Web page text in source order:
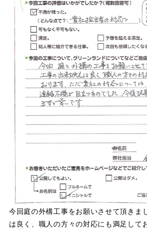
サイトマップ
採用情報
今回庭の外構工事をお願いさせて頂きま
は良く、職人の方々の対応にも満足して